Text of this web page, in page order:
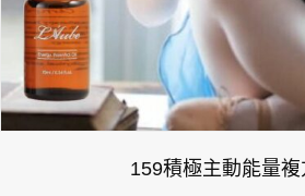
159積極主動能量複